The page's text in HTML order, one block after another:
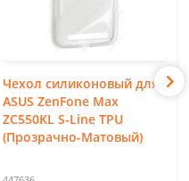
Чехол силиконовый для
ASUS ZenFone Max
ZC550KL S-Line TPU
(Прозрачно-Матовый)